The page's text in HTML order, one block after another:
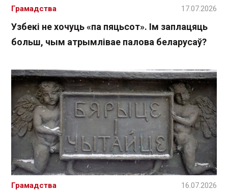
Узбекі не хочуць «па пяцьсот». Ім заплацяць
больш, чым атрымлівае палова беларусаў?
Грамадства 17.07.2026
Грамадства 16.07.2026